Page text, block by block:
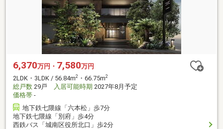
6,370万円・ 7,580万円
2LDK・3LDK / 56.84m2 ・66.75m2
総戸数 29戸 入居可能時期 2027年8月予定
価格帯 -
地下鉄七隈線「六本松」歩7分
地下鉄七隈線「別府」歩4分
西鉄バス「城南区役所北口」歩2分